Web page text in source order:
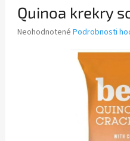
Quinoa krekry
Priemerné
Neohodnotené Podrobnosti